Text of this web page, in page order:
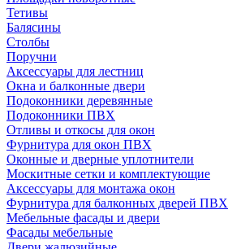
Тетивы
Балясины
Столбы
Поручни
Аксессуары для лестниц
Окна и балконные двери
Подоконники деревянные
Подоконники ПВХ
Отливы и откосы для окон
Фурнитура для окон ПВХ
Оконные и дверные уплотнители
Москитные сетки и комплектующие
Аксессуары для монтажа окон
Фурнитура для балконных дверей ПВХ
Мебельные фасады и двери
Фасады мебельные